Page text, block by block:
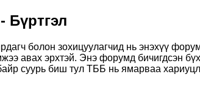
Бүртгэл
болон зохицуулагчид нь энэхүү
авах эрхтэй. Энэ форумд бичигдсэн
суурь биш тул ТББ нь ямарваа